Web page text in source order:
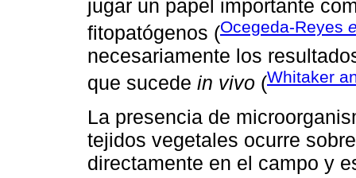
jugar un papel importante
fitopatógenos (Ocegeda-Reyes
necesariamente los
que sucede in vivo (Whitaker
La presencia de
tejidos vegetales ocurre
directamente en el campo y